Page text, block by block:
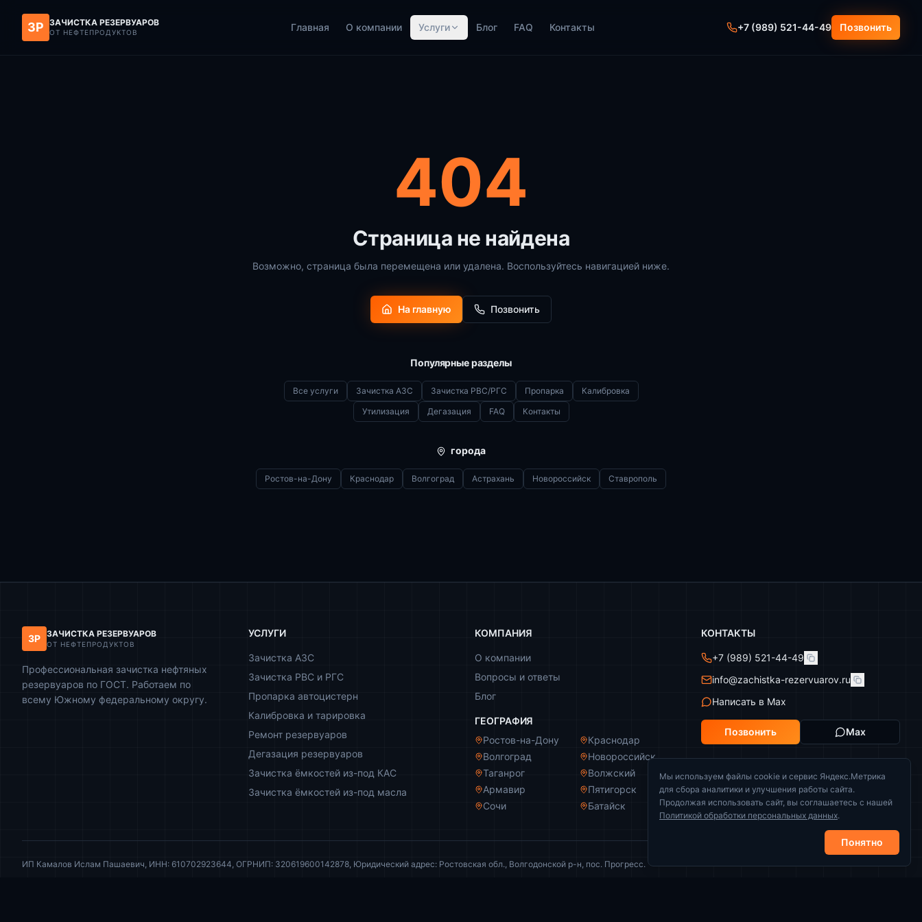
ЗР ЗАЧИСТКА РЕЗЕРВУАРОВ
ОТ НЕФТЕПРОДУКТОВ Главная О компании Услуги Блог FAQ Контакты +7 (989) 521-44-49 Позвонить
404
Страница не найдена
Возможно, страница была перемещена или удалена. Воспользуйтесь навигацией ниже.
На главную Позвонить
Популярные разделы
Все услуги Зачистка АЗС Зачистка РВС/РГС Пропарка
Калибровка
Утилизация
Дегазация FAQ Контакты
города
Ростов-на-Дону Краснодар Волгоград Астрахань Новороссийск Ставрополь
ЗР ЗАЧИСТКА РЕЗЕРВУАРОВ
ОТ НЕФТЕПРОДУКТОВ
Профессиональная зачистка нефтяных
резервуаров по ГОСТ. Работаем по
всему Южному федеральному округу.
УСЛУГИ
Зачистка АЗС
Зачистка РВС и РГС
Пропарка автоцистерн
Калибровка и тарировка
Ремонт резервуаров
Дегазация резервуаров
Зачистка ёмкостей из-под КАС
Зачистка ёмкостей из-под масла
КОМПАНИЯ
О компании
Вопросы и ответы
Блог
ГЕОГРАФИЯ
Ростов-на-Дону
Краснодар
Волгоград
Новороссийск
Таганрог
Волжский
Армавир
Пятигорск
Сочи
Батайск
КОНТАКТЫ
+7 (989) 521-44-49
info@zachistka-rezervuarov.ru
Написать в Max
Позвонить Max
ИП Камалов Ислам Пашаевич, ИНН: 610702923644, ОГРНИП: 320619600142878, Юридический адрес: Ростовская обл., Волгодонской р-н, пос. Прогресс.
Мы используем файлы cookie и сервис Яндекс.Метрика
для сбора аналитики и улучшения работы сайта.
Продолжая использовать сайт, вы соглашаетесь с нашей
Политикой обработки персональных данных.
Понятно